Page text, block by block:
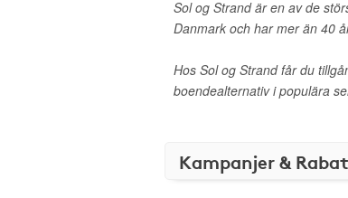
Sol og Strand är en av de
Danmark och har mer än 40
Hos Sol og Strand får du
boendealternativ i populära
Kampanjer &